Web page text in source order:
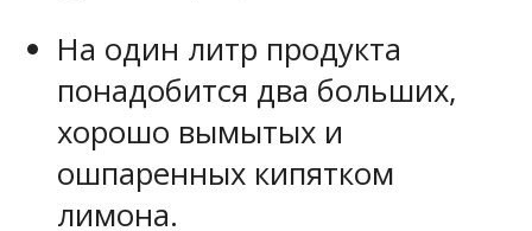
На один литр продукта
понадобится два больших,
хорошо вымытых и
ошпаренных кипятком
лимона.